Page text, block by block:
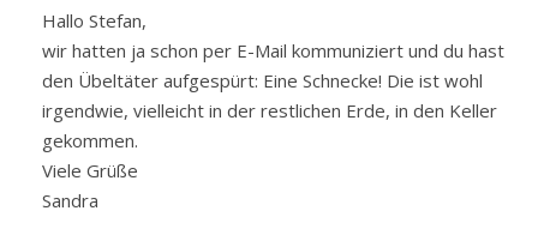
Hallo Stefan,
wir hatten ja schon per E-Mail kommuniziert und du hast
den Übeltäter aufgespürt: Eine Schnecke! Die ist wohl
irgendwie, vielleicht in der restlichen Erde, in den Keller
gekommen.
Viele Grüße
Sandra